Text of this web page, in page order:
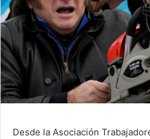
Desde la Asociación